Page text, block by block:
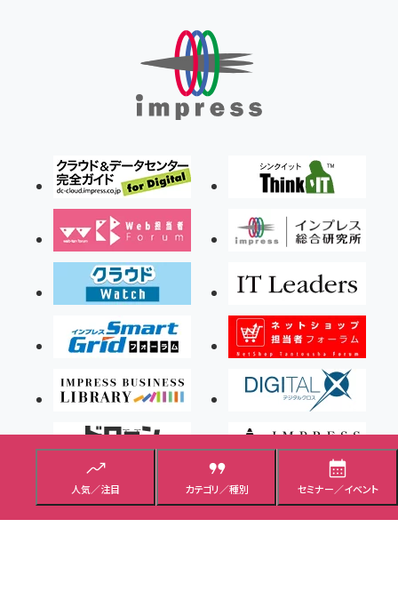
人気／注目 カテゴリ／種別 セミナー／イベント